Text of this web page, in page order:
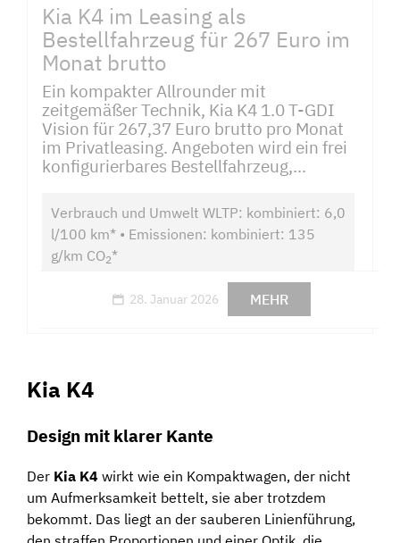
Kia K4 im Leasing als
Bestellfahrzeug für 267 Euro im
Monat brutto
Ein kompakter Allrounder mit
zeitgemäßer Technik, Kia K4 1.0 T-GDI
Vision für 267,37 Euro brutto pro Monat
im Privatleasing. Angeboten wird ein frei
konfigurierbares Bestellfahrzeug,...
Verbrauch und Umwelt WLTP: kombiniert: 6,0
l/100 km* • Emissionen: kombiniert: 135
g/km CO2*
28. Januar 2026 MEHR
Kia K4
Design mit klarer Kante
Der Kia K4 wirkt wie ein Kompaktwagen, der nicht
um Aufmerksamkeit bettelt, sie aber trotzdem
bekommt. Das liegt an der sauberen Linienführung,